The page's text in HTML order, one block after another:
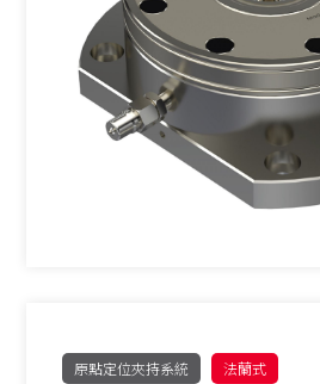
原點定位夾持系統 法蘭式